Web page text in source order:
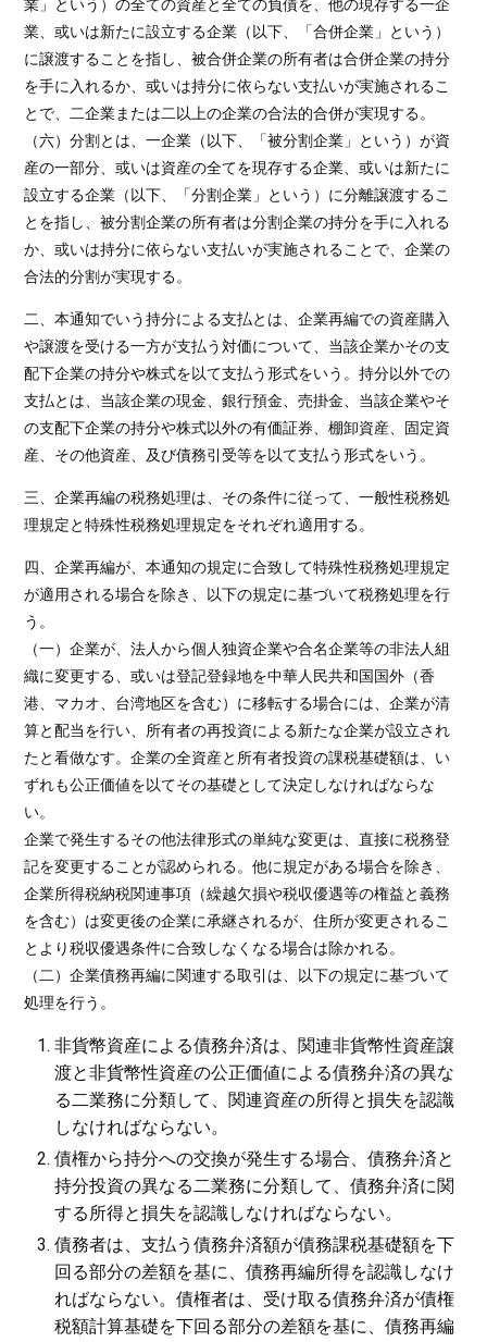
業」という）の全ての資産と全ての負債を、他の現存する一企
業、或いは新たに設立する企業（以下、「合併企業」という）
に譲渡することを指し、被合併企業の所有者は合併企業の持分
を手に入れるか、或いは持分に依らない支払いが実施されるこ
とで、二企業または二以上の企業の合法的合併が実現する。
（六）分割とは、一企業（以下、「被分割企業」という）が資
産の一部分、或いは資産の全てを現存する企業、或いは新たに
設立する企業（以下、「分割企業」という）に分離譲渡するこ
とを指し、被分割企業の所有者は分割企業の持分を手に入れる
か、或いは持分に依らない支払いが実施されることで、企業の
合法的分割が実現する。
二、本通知でいう持分による支払とは、企業再編での資産購入
や譲渡を受ける一方が支払う対価について、当該企業かその支
配下企業の持分や株式を以て支払う形式をいう。持分以外での
支払とは、当該企業の現金、銀行預金、売掛金、当該企業やそ
の支配下企業の持分や株式以外の有価証券、棚卸資産、固定資
産、その他資産、及び債務引受等を以て支払う形式をいう。
三、企業再編の税務処理は、その条件に従って、一般性税務処
理規定と特殊性税務処理規定をそれぞれ適用する。
四、企業再編が、本通知の規定に合致して特殊性税務処理規定
が適用される場合を除き、以下の規定に基づいて税務処理を行
う。
（一）企業が、法人から個人独資企業や合名企業等の非法人組
織に変更する、或いは登記登録地を中華人民共和国国外（香
港、マカオ、台湾地区を含む）に移転する場合には、企業が清
算と配当を行い、所有者の再投資による新たな企業が設立され
たと看做なす。企業の全資産と所有者投資の課税基礎額は、い
ずれも公正価値を以てその基礎として決定しなければならな
い。
企業で発生するその他法律形式の単純な変更は、直接に税務登
記を変更することが認められる。他に規定がある場合を除き、
企業所得税納税関連事項（繰越欠損や税収優遇等の権益と義務
を含む）は変更後の企業に承継されるが、住所が変更されるこ
とより税収優遇条件に合致しなくなる場合は除かれる。
（二）企業債務再編に関連する取引は、以下の規定に基づいて
処理を行う。
非貨幣資産による債務弁済は、関連非貨幣性資産譲
渡と非貨幣性資産の公正価値による債務弁済の異な
る二業務に分類して、関連資産の所得と損失を認識
しなければならない。
債権から持分への交換が発生する場合、債務弁済と
持分投資の異なる二業務に分類して、債務弁済に関
する所得と損失を認識しなければならない。
債務者は、支払う債務弁済額が債務課税基礎額を下
回る部分の差額を基に、債務再編所得を認識しなけ
ればならない。債権者は、受け取る債務弁済が債権
税額計算基礎を下回る部分の差額を基に、債務再編